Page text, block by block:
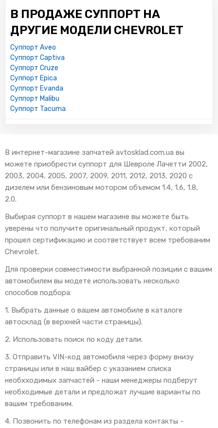
В ПРОДАЖЕ СУППОРТ НА
ДРУГИЕ МОДЕЛИ CHEVROLET
Суппорт Aveo
Суппорт Captiva
Суппорт Cruze
Суппорт Epica
Суппорт Evanda
Суппорт Malibu
Суппорт Tacuma
В интернет-магазине запчатей avtosklad.com.ua вы
можете приобрести суппорт для Шевроле Лачетти 2002,
2003, 2004, 2005, 2007, 2009, 2011, 2012, 2013, 2020 с
дизелем или бензиновым мотором объемом 1.4, 1.6, 1.8,
2.0.
Выбирая суппорт в нашем магазине вы можете быть
уверены что получите оригинальный продукт, который
прошел сертификацию и соответствует всем требованим
Chevrolet.
Для проверки совместимости выбранной позиции с вашим
автомобилем вы модете использовать несколько
способов подбора:
1. Выбрать данные о вашем автомобиле в каталоге
автосклад (в верхней части страницы).
2. Использовать поиск по коду детали.
3. Отправить VIN-код автомобиля через форму внизу
страницы или в наш вайбер с указанием списка
необхходимых запчастей - наши менеджеры подберут
необходимые детали и предложат лучшие варианты по
вашим требованим.
4. Позвонить по телефонам из раздела контакты -